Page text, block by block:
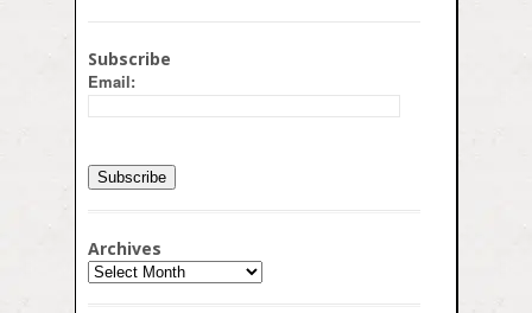
Subscribe
Email:
Archives
Archives